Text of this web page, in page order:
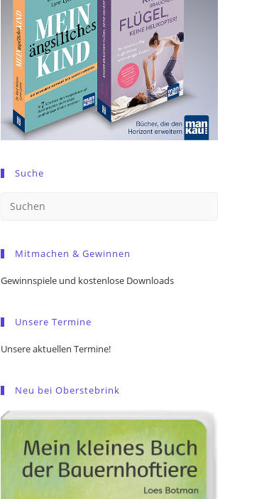
Suche
Mitmachen & Gewinnen
Gewinnspiele und kostenlose Downloads
Unsere Termine
Unsere aktuellen Termine!
Neu bei Oberstebrink